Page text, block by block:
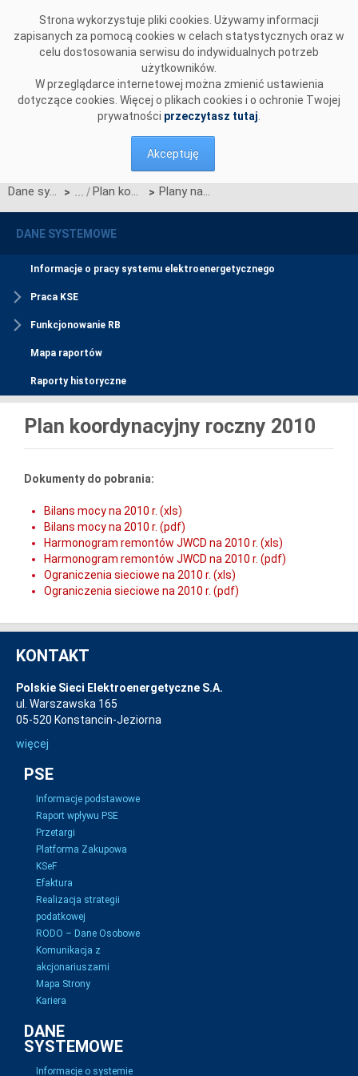
Strona wykorzystuje pliki cookies. Używamy informacji
zapisanych za pomocą cookies w celach statystycznych oraz w
celu dostosowania serwisu do indywidualnych potrzeb
użytkowników.
W przeglądarce internetowej można zmienić ustawienia
dotyczące cookies. Więcej o plikach cookies i o ochronie Twojej
prywatności przeczytasz tutaj
Akceptuję
Dane systemowe > Plan koordynacyjny roczny (PKR) > Plany na rok 2010
DANE SYSTEMOWE
Informacje o pracy systemu elektroenergetycznego
Praca KSE
Funkcjonowanie RB
Mapa raportów
Raporty historyczne
Plan koordynacyjny roczny 2010
Dokumenty do pobrania:
Bilans mocy na 2010 r. (xls)
Bilans mocy na 2010 r. (pdf)
Harmonogram remontów JWCD na 2010 r. (xls)
Harmonogram remontów JWCD na 2010 r. (pdf)
Ograniczenia sieciowe na 2010 r. (xls)
Ograniczenia sieciowe na 2010 r. (pdf)
KONTAKT
Polskie Sieci Elektroenergetyczne S.A.
ul. Warszawska 165
05-520 Konstancin-Jeziorna
więcej
PSE
Informacje podstawowe
Raport wpływu PSE
Przetargi
Platforma Zakupowa
KSeF
Efaktura
Realizacja strategii
podatkowej
RODO – Dane Osobowe
Komunikacja z
akcjonariuszami
Mapa Strony
Kariera
DANE
SYSTEMOWE
Informacje o systemie